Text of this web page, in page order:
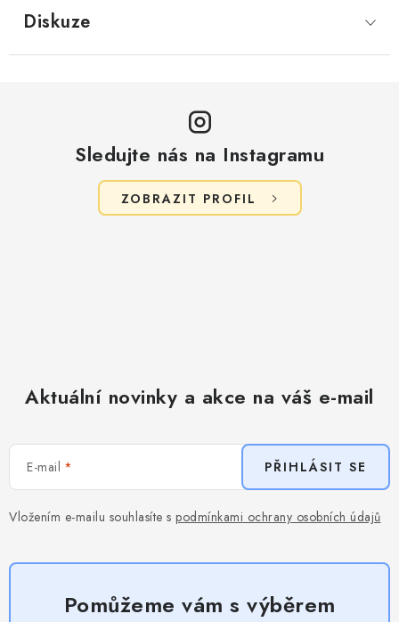
Diskuze
Sledujte nás na Instagramu
ZOBRAZIT PROFIL
Aktuální novinky a akce na váš e-mail
E-mail
Vložením e-mailu souhlasíte s podmínkami ochrany osobních údajů
PŘIHLÁSIT SE
Pomůžeme vám s výběrem